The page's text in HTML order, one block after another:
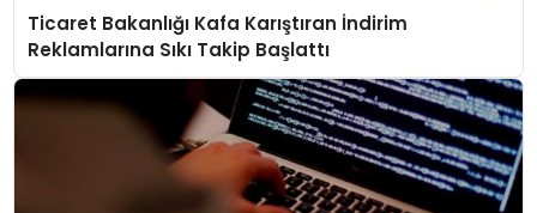
Ticaret Bakanlığı Kafa Karıştıran İndirim
Reklamlarına Sıkı Takip Başlattı